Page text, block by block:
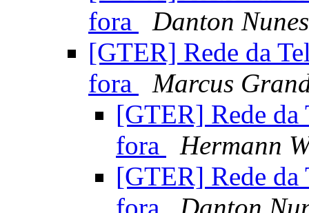
fora
Danton Nunes
[GTER] Rede da
fora
Marcus
[GTER] Rede da
fora
Hermann
[GTER] Rede da